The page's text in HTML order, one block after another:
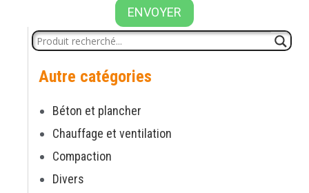
ENVOYER
Autre catégories
Béton et plancher
Chauffage et ventilation
Compaction
Divers